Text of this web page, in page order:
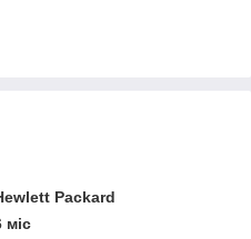
Packard
міс